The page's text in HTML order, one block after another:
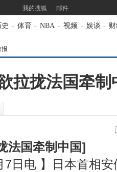
我的搜狐 邮件
史 - 体育 - NBA - 视频 - 娱谈 -
报
拉拢法国牵制
法国牵制中国]
电 】日本首相安